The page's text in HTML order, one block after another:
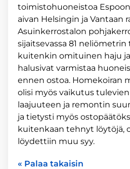
toimistohuoneistoa Espoon
aivan Helsingin ja Vantaan
Asuinkerrostalon
sijaitsevassa 81
kuitenkin omituinen haju
halusivat varmistaa
ennen ostoa. Homekoiran
olisi myös vaikutus
laajuuteen ja remontin
ja tietysti myös
kuitenkaan tehnyt löytöjä,
löydettiin muu syy.
« Palaa takaisin